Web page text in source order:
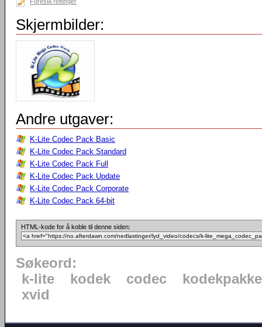
Skjermbilder:
Andre utgaver:
K-Lite Codec Pack Basic
K-Lite Codec Pack Standard
K-Lite Codec Pack Full
K-Lite Codec Pack Update
K-Lite Codec Pack Corporate
K-Lite Codec Pack 64-bit
HTML-kode for å koble til denne siden:
Søkeord:
k-lite
kodek codec
kodekpakke
xvid